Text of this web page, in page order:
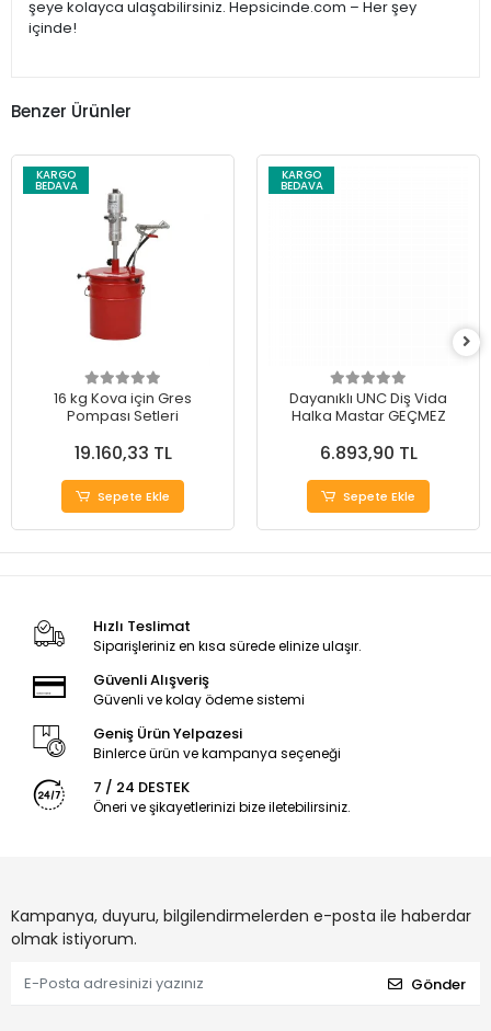
şeye kolayca ulaşabilirsiniz. Hepsicinde.com – Her şey
içinde!
Benzer Ürünler
KARGO
BEDAVA
16 kg Kova için Gres
Pompası Setleri
19.160,33 TL
Sepete Ekle
KARGO
BEDAVA
Dayanıklı UNC Diş Vida
Halka Mastar GEÇMEZ
6.893,90 TL
Sepete Ekle
Hızlı Teslimat
Siparişleriniz en kısa sürede elinize ulaşır.
Güvenli Alışveriş
Güvenli ve kolay ödeme sistemi
Geniş Ürün Yelpazesi
Binlerce ürün ve kampanya seçeneği
7 / 24 DESTEK
Öneri ve şikayetlerinizi bize iletebilirsiniz.
Kampanya, duyuru, bilgilendirmelerden e-posta ile haberdar
olmak istiyorum.
Gönder